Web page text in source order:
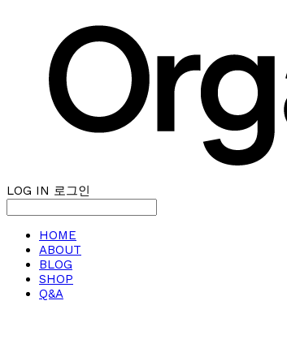
LOG IN 로그인
HOME
ABOUT
BLOG
SHOP
Q&A